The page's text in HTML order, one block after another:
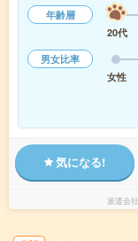
年齢層
20代
男女比率
女性
気になる!
派遣会社